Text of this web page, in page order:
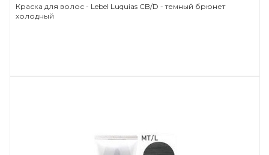
Краска для волос - Lebel Luquias CB/D - темный брюнет
холодный